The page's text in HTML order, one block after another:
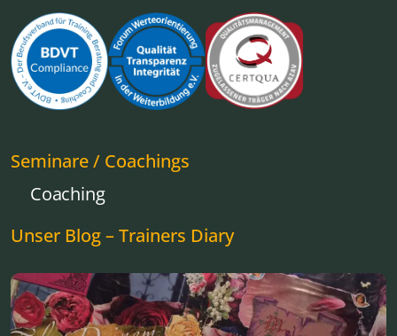
Seminare / Coachings
Coaching
Unser Blog – Trainers Diary